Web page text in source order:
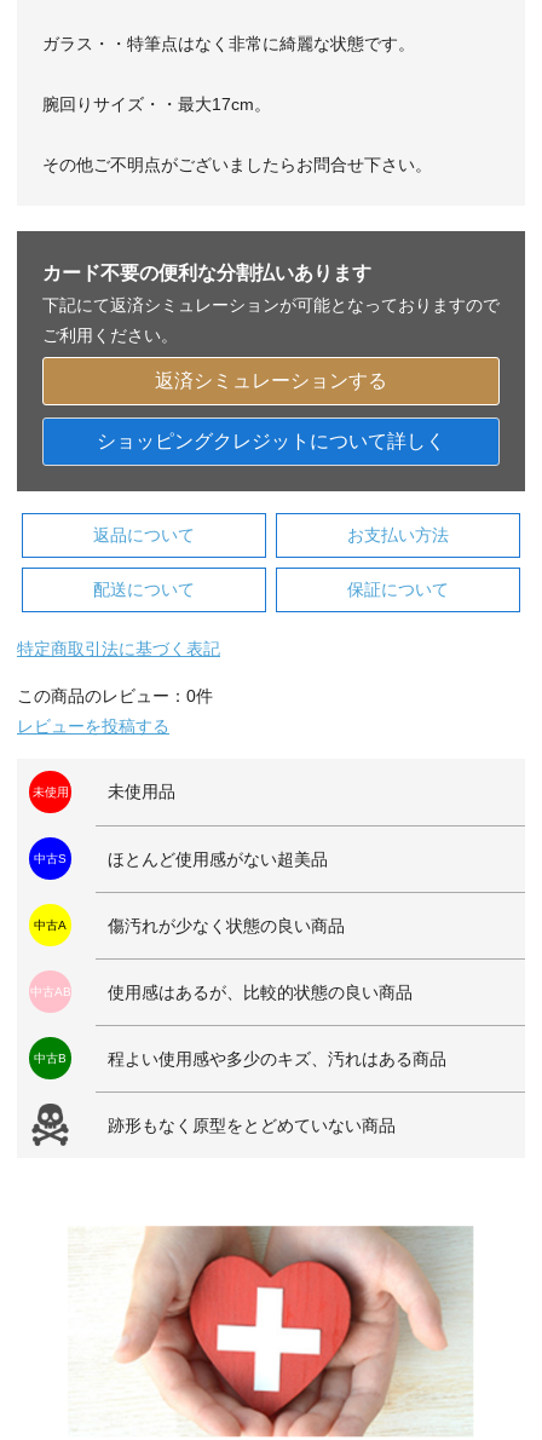
ガラス・・特筆点はなく非常に綺麗な状態です。
腕回りサイズ・・最大17cm。
その他ご不明点がございましたらお問合せ下さい。
カード不要の便利な分割払いあります
下記にて返済シミュレーションが可能となっておりますので
ご利用ください。
返済シミュレーションする
ショッピングクレジットについて詳しく
返品について お支払い方法
配送について 保証について
特定商取引法に基づく表記
この商品のレビュー：0件
レビューを投稿する
未使用 未使用品
中古S ほとんど使用感がない超美品
中古A 傷汚れが少なく状態の良い商品
中古AB 使用感はあるが、比較的状態の良い商品
中古B 程よい使用感や多少のキズ、汚れはある商品
跡形もなく原型をとどめていない商品